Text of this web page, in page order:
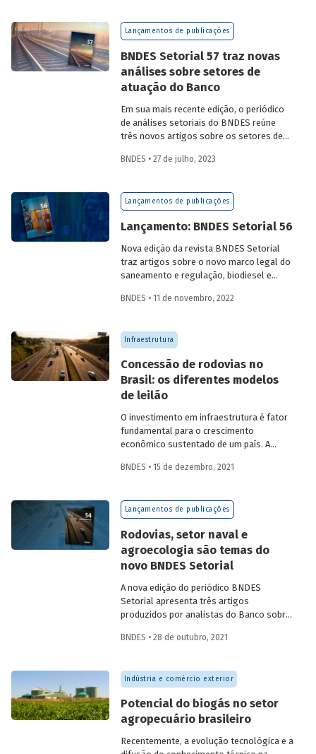
Lançamentos de publicações
BNDES Setorial 57 traz novas
análises sobre setores de
atuação do Banco
Em sua mais recente edição, o periódico
de análises setoriais do BNDES reúne
três novos artigos sobre os setores de
defesa. Saiba mais e acesse os estudos
BNDES • 27 de julho, 2023
Lançamentos de publicações
Lançamento: BNDES Setorial 56
Nova edição da revista BNDES Setorial
traz artigos sobre o novo marco legal do
saneamento e regulação, biodiesel e
leasing de aeronaves no setor de
BNDES • 11 de novembro, 2022
Infraestrutura
Concessão de rodovias no
Brasil: os diferentes modelos
de leilão
O investimento em infraestrutura é fator
fundamental para o crescimento
econômico sustentado de um país. A
concessões rodoviárias começaram a ser
sem comprometer os investimentos no
setor. Saiba mais sobre os diferentes
concessões de rodovias realizadas no
país.
BNDES • 15 de dezembro, 2021
Lançamentos de publicações
Rodovias, setor naval e
agroecologia são temas do
novo BNDES Setorial
A nova edição do periódico BNDES
Setorial apresenta três artigos
produzidos por analistas do Banco sobre
agroecologia, importantes áreas do
sobre os artigos e confira a publicação
completa.
BNDES • 28 de outubro, 2021
Indústria e comércio exterior
Potencial do biogás no setor
agropecuário brasileiro
Recentemente, a evolução tecnológica e a